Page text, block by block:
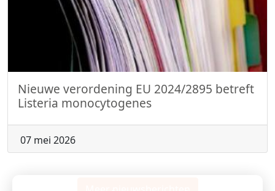
Nieuwe verordening EU 2024/2895 betreft
Listeria monocytogenes
07 mei 2026